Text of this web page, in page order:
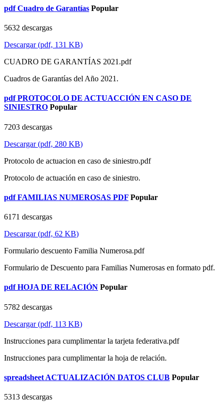
pdf Cuadro de Garantías Popular
5632 descargas
Descargar(pdf, 131 KB)
CUADRO DE GARANTÍAS 2021.pdf
Cuadros de Garantías del Año 2021.
pdf PROTOCOLO DE ACTUACCIÓN EN CASO DE
SINIESTRO Popular
7203 descargas
Descargar(pdf, 280 KB)
Protocolo de actuacion en caso de siniestro.pdf
Protocolo de actuación en caso de siniestro.
pdf FAMILIAS NUMEROSAS PDF Popular
6171 descargas
Descargar(pdf, 62 KB)
Formulario descuento Familia Numerosa.pdf
Formulario de Descuento para Familias Numerosas en formato pdf.
pdf HOJA DE RELACIÓN Popular
5782 descargas
Descargar(pdf, 113 KB)
Instrucciones para cumplimentar la tarjeta federativa.pdf
Instrucciones para cumplimentar la hoja de relación.
spreadsheet ACTUALIZACIÓN DATOS CLUB Popular
5313 descargas